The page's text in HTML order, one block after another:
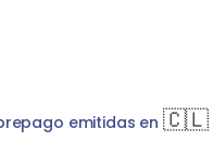
emitidas en 🇨🇱